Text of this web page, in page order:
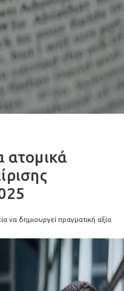
ατομικά
να δημιουργεί πραγματική αξία